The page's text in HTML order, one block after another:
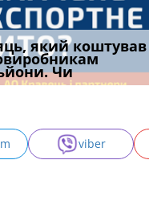
встановив для
шкоди
який коштував
Чи
ТЦК при зміні
проживання:
судов
viber